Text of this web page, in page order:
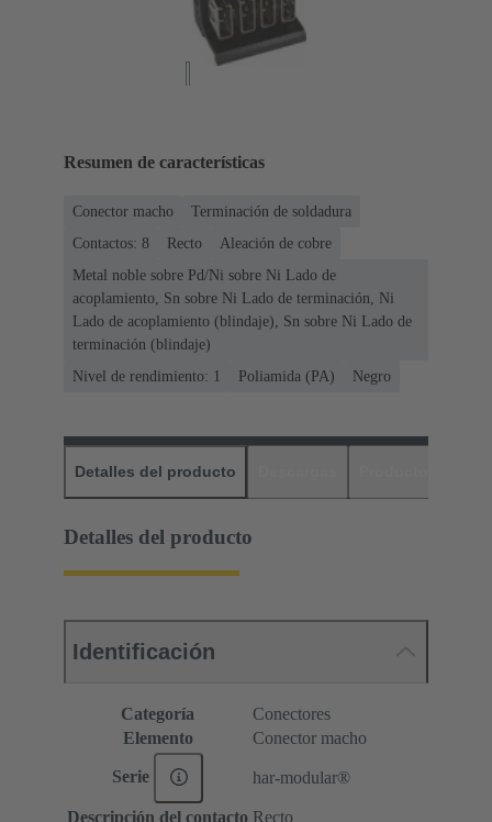
Resumen de características
Conector macho
Terminación de soldadura
Contactos: 8
Recto
Aleación de cobre
Metal noble sobre Pd/Ni sobre Ni Lado de
acoplamiento, Sn sobre Ni Lado de terminación, Ni
Lado de acoplamiento (blindaje), Sn sobre Ni Lado de
terminación (blindaje)
Nivel de rendimiento: 1
Poliamida (PA) Negro
Detalles del producto
Detalles del producto
Identificación
Categoría
Conectores
Elemento
Conector macho
Serie har-modular®
Descripción del contacto Recto